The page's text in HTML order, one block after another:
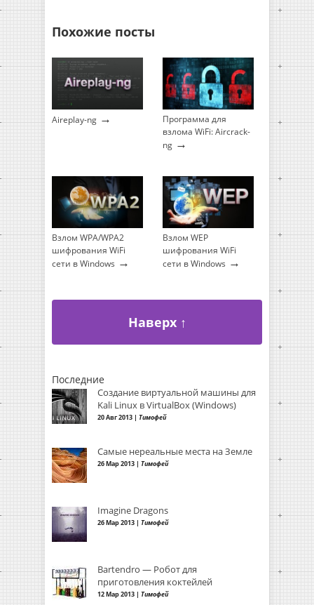
Похожие посты
Aireplay-ng →
Программа для
взлома WiFi: Aircrack-
ng →
Взлом WPA/WPA2
шифрования WiFi
сети в Windows →
Взлом WEP
шифрования WiFi
сети в Windows →
Наверх ↑
Последние
Создание виртуальной машины для
Kali Linux в VirtualBox (Windows)
20 Авг 2013 | Тимофей
Самые нереальные места на Земле
26 Мар 2013 | Тимофей
Imagine Dragons
26 Мар 2013 | Тимофей
Bartendro — Робот для
приготовления коктейлей
12 Мар 2013 | Тимофей